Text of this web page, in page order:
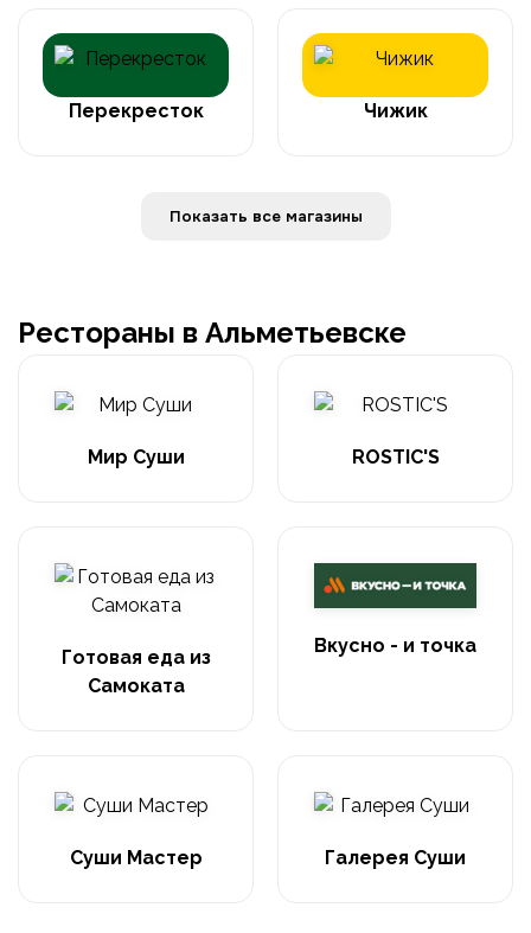
Перекресток Чижик
Показать все магазины
Рестораны в Альметьевске
Мир Суши ROSTIC'S
Готовая еда из
Самоката
Вкусно - и точка
Суши Мастер Галерея Суши